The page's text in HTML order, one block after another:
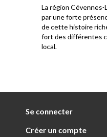
La région
par une forte
de cette histoire
fort des différentes
local.
Se connecter
Créer un compte